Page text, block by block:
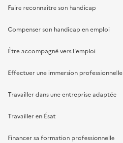
Faire reconnaître son handicap
Compenser son handicap en emploi
Être accompagné vers l'emploi
Effectuer une immersion professionnelle
Travailler dans une entreprise adaptée
Travailler en Ésat
Financer sa formation professionnelle